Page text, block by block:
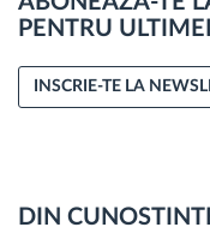
PENTRU
INSCRIE-TE LA
DIN